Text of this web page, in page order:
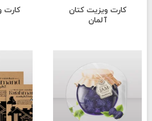
کارت ویزیت کتان
آلمان
کارت